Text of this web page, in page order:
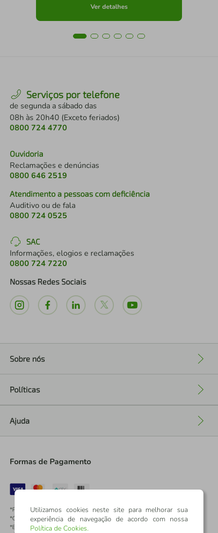
Ver detalhes
Serviços por telefone
de segunda a sábado das
08h às 20h40 (Exceto feriados)
0800 724 4770
Ouvidoria
Reclamações e denúncias
0800 646 2519
Atendimento a pessoas com deficiência
Auditivo ou de fala
0800 724 0525
SAC
Informações, elogios e reclamações
0800 724 7220
Nossas Redes Sociais
Sobre nós
Políticas
Ajuda
Formas de Pagamento
*Pontos dos Cartões Sicredi
*Cartões Sicredi
*Boleto exclusivo para associados PJ
Utilizamos cookies neste site para melhorar sua
experiência de navegação de acordo com nossa
Política de Cookies.